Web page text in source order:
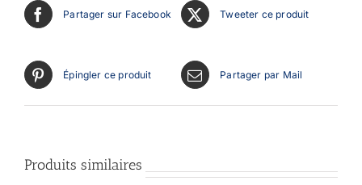
Partager sur Facebook Tweeter ce produit
Épingler ce produit Partager par Mail
Produits similaires